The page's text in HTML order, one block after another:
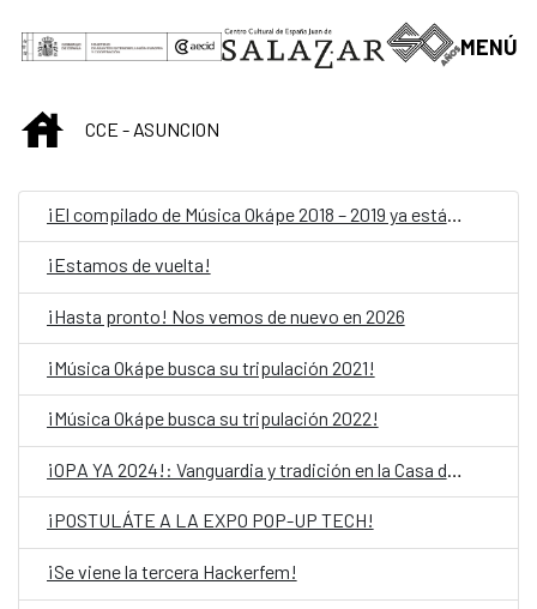
MENÚ
INICIOCCE - ASUNCION
¡Estamos de vuelta!
¡Hasta pronto! Nos vemos de nuevo en 2026
¡Música Okápe busca su tripulación 2021!
¡Música Okápe busca su tripulación 2022!
¡OPA YA 2024!: Vanguardia y tradición en la Casa del Bicentenario de las Artes Visuales
¡POSTULÁTE A LA EXPO POP-UP TECH!
¡Se viene la tercera Hackerfem!